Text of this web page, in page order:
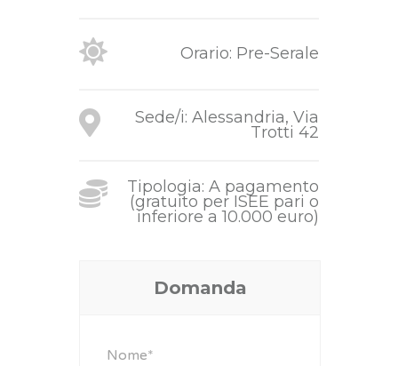
Orario: Pre-Serale
Sede/i: Alessandria, Via
Trotti 42
Tipologia: A pagamento
(gratuito per ISEE pari o
inferiore a 10.000 euro)
Domanda
Nome*